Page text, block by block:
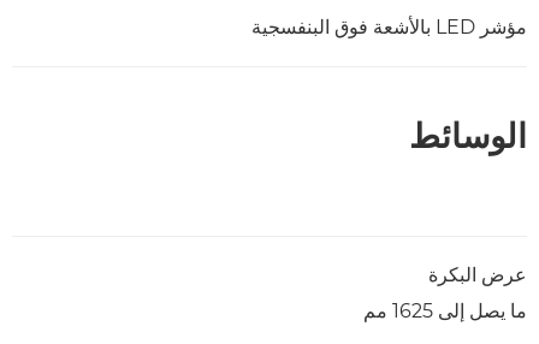
مؤشر LED بالأشعة فوق البنفسجية
الوسائط
عرض البكرة
ما يصل إلى 1625 مم